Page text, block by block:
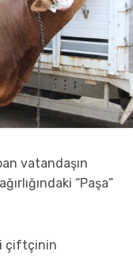
vatandaşın
“Paşa”
çiftçinin